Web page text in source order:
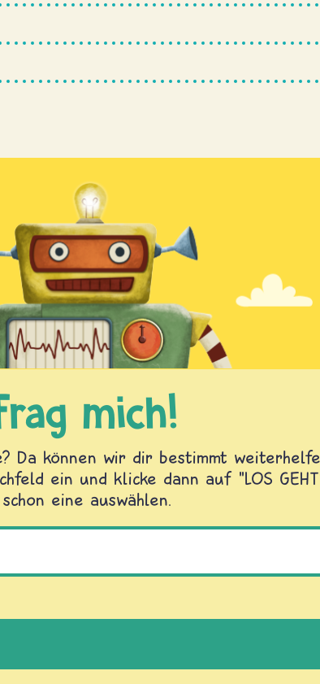
mich!
Da können wir dir bestimmt
ein und klicke dann auf "LOS
eine auswählen.